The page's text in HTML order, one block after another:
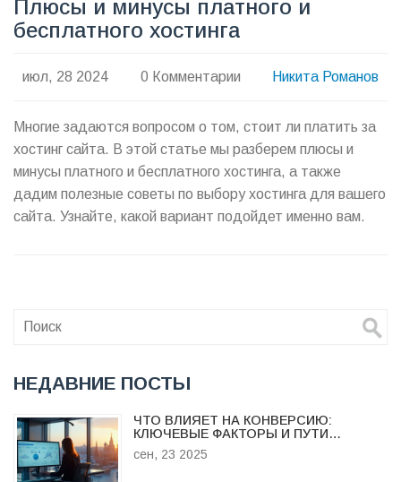
Плюсы и минусы платного и
бесплатного хостинга
июл, 28 2024 0 Комментарии Никита Романов
Многие задаются вопросом о том, стоит ли платить за
хостинг сайта. В этой статье мы разберем плюсы и
минусы платного и бесплатного хостинга, а также
дадим полезные советы по выбору хостинга для вашего
сайта. Узнайте, какой вариант подойдет именно вам.
НЕДАВНИЕ ПОСТЫ
ЧТО ВЛИЯЕТ НА КОНВЕРСИЮ:
КЛЮЧЕВЫЕ ФАКТОРЫ И ПУТИ
УЛУЧШЕНИЯ
сен, 23 2025